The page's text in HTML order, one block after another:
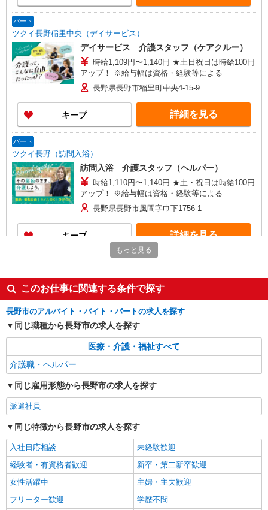
パート
ツクイ長野稲里中央（デイサービス）
デイサービス 介護スタッフ（ケアクルー）
時給1,109円〜1,140円 ★土日祝日は時給100円
アップ！ ※給与幅は資格・経験等による
長野県長野市稲里町中央4-15-9
キープ 詳細を見る
パート
ツクイ長野（訪問入浴）
訪問入浴 介護スタッフ（ヘルパー）
時給1,110円〜1,140円 ★土・祝日は時給100円
アップ！ ※給与幅は資格・経験等による
長野県長野市風間字巾下1756-1
キープ 詳細を見る
長野市の小さいデイサービス★残業なし♪日勤
のみ◎夜はおうち時間
時給1500円〜2125円 ＜日払い有/週払い有/交
通費全支給(ガソリン代含む)＞
長野市
キープ
株式会社kotrio /●MT-H-2066900
長野市＊グループホームSTAFF＊経験不問◎
日収1.2万円も可
時給1500円〜2125円 ＜日払い有/週払い有/交
通費全支給(ガソリン代含む)＞
長野市内≪最寄り駅：権堂≫
キープ
もっと見る
このお仕事に関連する条件で探す
長野市のアルバイト・バイト・パートの求人を探す
同じ職種から長野市の求人を探す
医療・介護・福祉すべて
介護職・ヘルパー
同じ雇用形態から長野市の求人を探す
派遣社員
同じ特徴から長野市の求人を探す
入社日応相談
未経験歓迎
経験者・有資格者歓迎
新卒・第二新卒歓迎
女性活躍中
主婦・主夫歓迎
フリーター歓迎
学歴不問